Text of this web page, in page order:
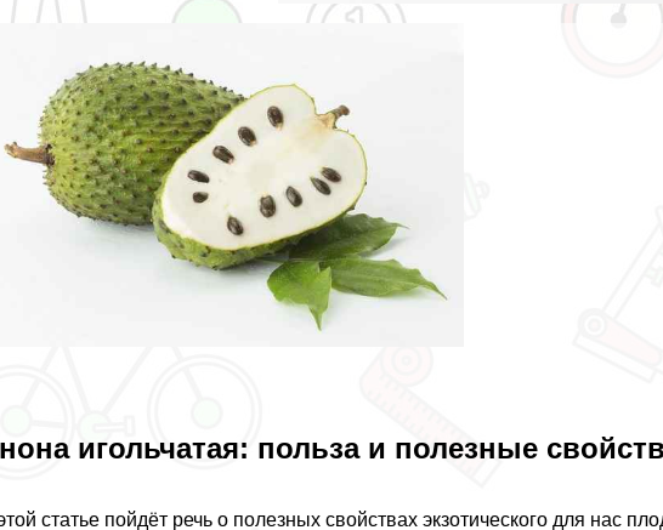
игольчатая: польза и полезные
статье пойдёт речь о полезных свойствах экзотического для нас